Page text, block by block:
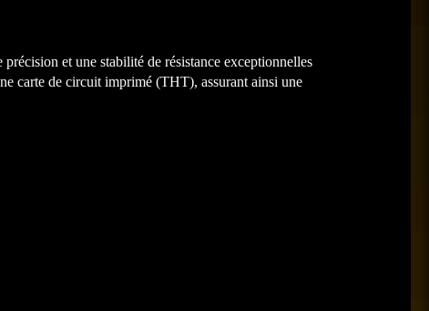
et une stabilité de résistance exceptionnelles
carte de circuit imprimé (THT), assurant ainsi une